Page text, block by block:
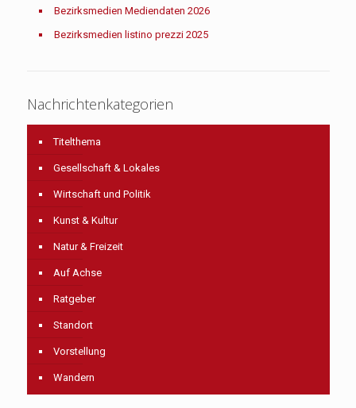
Bezirksmedien Mediendaten 2026
Bezirksmedien listino prezzi 2025
Nachrichtenkategorien
Titelthema
Gesellschaft & Lokales
Wirtschaft und Politik
Kunst & Kultur
Natur & Freizeit
Auf Achse
Ratgeber
Standort
Vorstellung
Wandern